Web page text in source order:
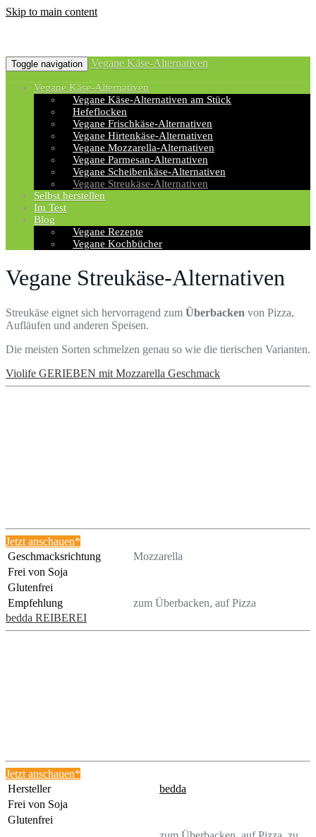
Skip to main content
Toggle navigation Vegane Käse-Alternativen
Vegane Käse-Alternativen
Vegane Käse-Alternativen am Stück
Hefeflocken
Vegane Frischkäse-Alternativen
Vegane Hirtenkäse-Alternativen
Vegane Mozzarella-Alternativen
Vegane Parmesan-Alternativen
Vegane Scheibenkäse-Alternativen
Vegane Streukäse-Alternativen
Selbst herstellen
Im Test
Blog
Vegane Rezepte
Vegane Kochbücher
Vegane Streukäse-Alternativen
Streukäse eignet sich hervorragend zum Überbacken von Pizza,
Aufläufen und anderen Speisen.
Die meisten Sorten schmelzen genau so wie die tierischen Varianten.
Violife GERIEBEN mit Mozzarella Geschmack
Jetzt anschauen*
Geschmacksrichtung
Mozzarella
Frei von Soja
Glutenfrei
Empfehlung
zum Überbacken, auf Pizza
bedda REIBEREI
Jetzt anschauen*
Hersteller
bedda
Frei von Soja
Glutenfrei